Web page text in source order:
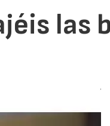
las